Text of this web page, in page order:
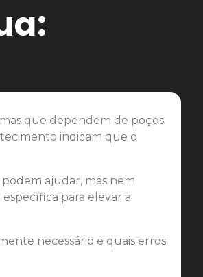
que dependem de poços
indicam que o
ajudar, mas nem
para elevar a
necessário e quais erros